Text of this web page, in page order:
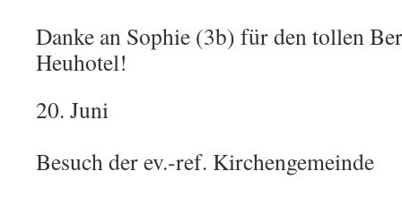
Danke an Sophie (3b) für den tollen
Heuhotel!
20. Juni
Besuch der ev.-ref. Kirchengemeinde